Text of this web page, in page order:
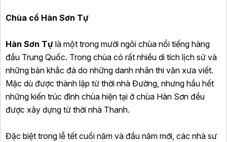
Chùa cổ Hàn Sơn Tự
Hàn Sơn Tự là một trong mười ngôi chùa nổi tiếng hàng
đầu Trung Quốc. Trong chùa có rất nhiều di tích lịch sử và
những bản khắc đá do những danh nhân thi văn xưa viết.
Mặc dù được thành lập từ thời nhà Đường, nhưng hầu hết
những kiến trúc đình chùa hiện tại ở chùa Hàn Sơn đều
được xây dựng từ thời nhà Thanh.
Đặc biệt trong lễ tết cuối năm và đầu năm mới, các nhà sư